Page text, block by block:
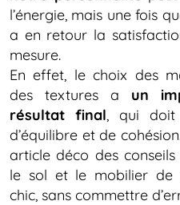
l’énergie, mais une fois
a en retour la
mesure.
En effet, le choix des
des textures a un
résultat final , qui
d’équilibre et de
article déco des
le sol et le mobilier de
chic, sans commettre